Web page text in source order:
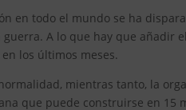
en todo el mundo se ha
A lo que hay que añadir
los últimos meses.
mientras tanto, la
que puede construirse en 15